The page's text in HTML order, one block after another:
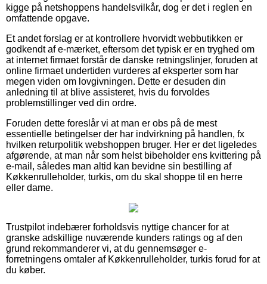
kigge på netshoppens handelsvilkår, dog er det i reglen en
omfattende opgave.
Et andet forslag er at kontrollere hvorvidt webbutikken er
godkendt af e-mærket, eftersom det typisk er en tryghed om
at internet firmaet forstår de danske retningslinjer, foruden at
online firmaet undertiden vurderes af eksperter som har
megen viden om lovgivningen. Dette er desuden din
anledning til at blive assisteret, hvis du forvoldes
problemstillinger ved din ordre.
Foruden dette foreslår vi at man er obs på de mest
essentielle betingelser der har indvirkning på handlen, fx
hvilken returpolitik webshoppen bruger. Her er det ligeledes
afgørende, at man når som helst bibeholder ens kvittering på
e-mail, således man altid kan bevidne sin bestilling af
Køkkenrulleholder, turkis, om du skal shoppe til en herre
eller dame.
Trustpilot indebærer forholdsvis nyttige chancer for at
granske adskillige nuværende kunders ratings og af den
grund rekommanderer vi, at du gennemsøger e-
forretningens omtaler af Køkkenrulleholder, turkis forud for at
du køber.